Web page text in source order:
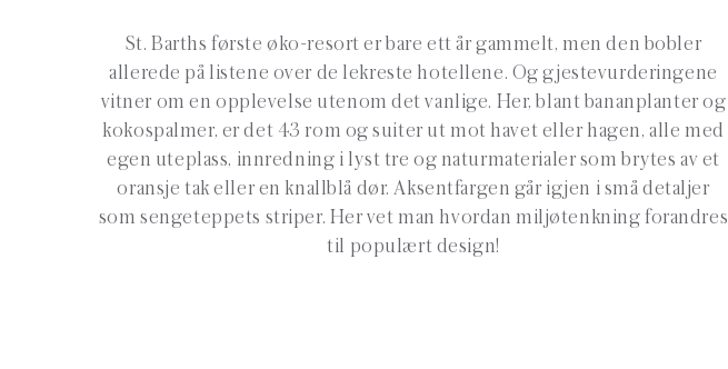
St. Barths første øko-resort er bare ett år gammelt, men den bobler
allerede på listene over de lekreste hotellene. Og gjestevurderingene
vitner om en opplevelse utenom det vanlige. Her, blant bananplanter og
kokospalmer, er det 43 rom og suiter ut mot havet eller hagen, alle med
egen uteplass, innredning i lyst tre og naturmaterialer som brytes av et
oransje tak eller en knallblå dør. Aksentfargen går igjen i små detaljer
som sengeteppets striper. Her vet man hvordan miljøtenkning forandres
til populært design!